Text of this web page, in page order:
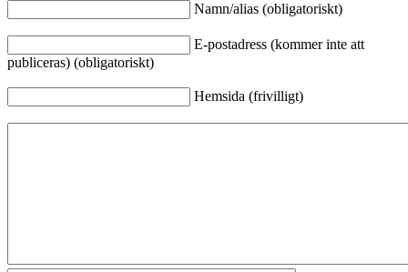
Namn/alias (obligatoriskt)
E-postadress (kommer inte att
publiceras) (obligatoriskt)
Hemsida (frivilligt)